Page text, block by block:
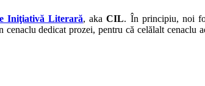
Iniţiativă Literară, akaCIL. În principiu, noi
cenaclu dedicat prozei, pentru că celălalt cenaclu